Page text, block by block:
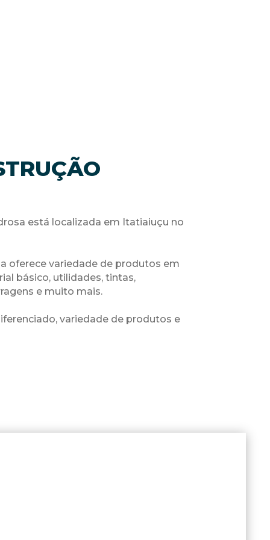
está localizada em Itatiaiuçu no
oferece variedade de produtos em
básico, utilidades, tintas,
e muito mais.
variedade de produtos e